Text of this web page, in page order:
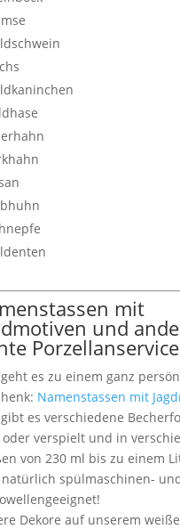
mit
und
Porzellanservice
es zu einem ganz
Namenstassen mit
es verschiedene
verspielt und in
von 230 ml bis zu einem
spülmaschinen-
Dekore auf unserem